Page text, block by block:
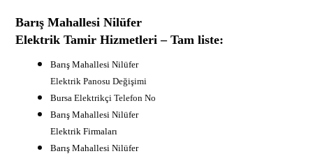
Barış Mahallesi Nilüfer
Elektrik Tamir Hizmetleri – Tam liste:
Barış Mahallesi Nilüfer
Elektrik Panosu Değişimi
Bursa Elektrikçi Telefon No
Barış Mahallesi Nilüfer
Elektrik Firmaları
Barış Mahallesi Nilüfer